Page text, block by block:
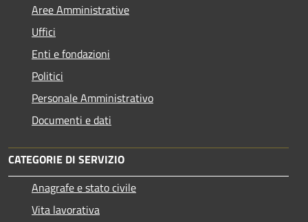
Aree Amministrative
Uffici
Enti e fondazioni
Politici
Personale Amministrativo
Documenti e dati
CATEGORIE DI SERVIZIO
Anagrafe e stato civile
Vita lavorativa